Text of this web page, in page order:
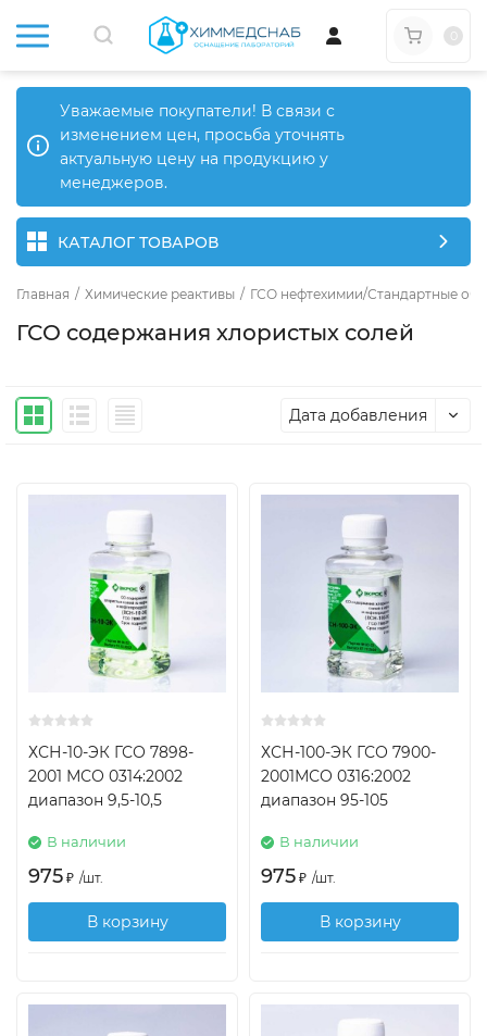
Уважаемые покупатели! В связи с
изменением цен, просьба уточнять
актуальную цену на продукцию у
менеджеров.
КАТАЛОГ ТОВАРОВ
Главная / Химические реактивы / ГСО нефтехимии/Стандартные
ГСО содержания хлористых солей
Дата добавления
ХСН-10-ЭК ГСО 7898-
2001 МСО 0314:2002
диапазон 9,5-10,5
В наличии
975 ₽ /шт.
В корзину
ХСН-100-ЭК ГСО 7900-
2001МСО 0316:2002
диапазон 95-105
В наличии
975 ₽ /шт.
В корзину